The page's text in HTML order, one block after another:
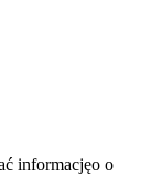
informacjęo o